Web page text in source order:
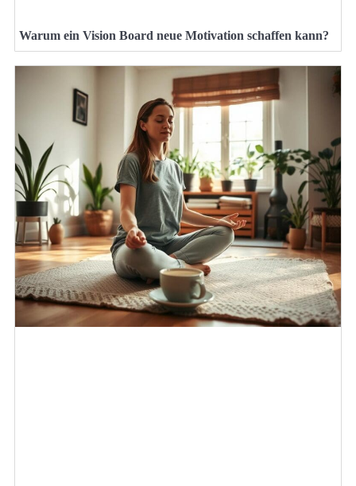
Warum ein Vision Board neue Motivation schaffen kann?